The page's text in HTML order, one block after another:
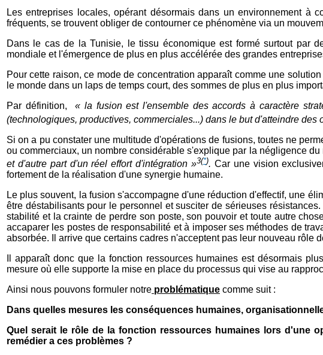
Les entreprises locales, opérant désormais dans un environnement à
fréquents, se trouvent obliger de contourner ce phénomène via un
Dans le cas de la Tunisie, le tissu économique est formé surtout par
mondiale et l'émergence de plus en plus accélérée des grandes
Pour cette raison, ce mode de concentration apparaît comme une
le monde dans un laps de temps court, des sommes de plus en plus
Par définition, « la fusion est l'ensemble des accords à caractère
(technologiques, productives, commerciales...) dans le but d'atteindre des
Si on a pu constater une multitude d'opérations de fusions, toutes ne
ou commerciaux, un nombre considérable s'explique par la négligence
et d'autre part d'un réel effort d'intégration »3(*). Car une vision
fortement de la réalisation d'une synergie humaine.
Le plus souvent, la fusion s'accompagne d'une réduction d'effectif, une
être déstabilisants pour le personnel et susciter de sérieuses
stabilité et la crainte de perdre son poste, son pouvoir et toute autre
accaparer les postes de responsabilité et à imposer ses méthodes de
absorbée. Il arrive que certains cadres n'acceptent pas leur nouveau
Il apparaît donc que la fonction ressources humaines est désormais
mesure où elle supporte la mise en place du processus qui vise au
Ainsi nous pouvons formuler notre problématique comme suit :
Dans quelles mesures les conséquences humaines,
Quel serait le rôle de la fonction ressources humaines lors d'une
remédier a ces problèmes ?